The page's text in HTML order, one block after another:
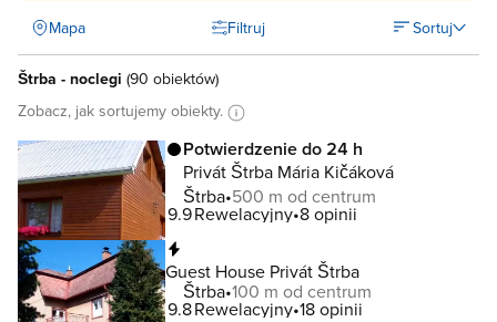
Mapa Filtruj Sortuj
Štrba - noclegi (90 obiektów)
Zobacz, jak sortujemy obiekty.
Potwierdzenie do 24 h
Privát Štrba Mária Kičáková
Štrba 500 m od centrum
9.9Rewelacyjny 8 opinii
Guest House Privát Štrba
Štrba 100 m od centrum
9.8Rewelacyjny 18 opinii